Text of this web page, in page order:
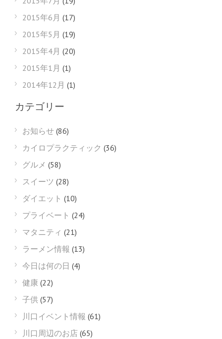
2015年6月 (17)
2015年5月 (19)
2015年4月 (20)
2015年1月 (1)
2014年12月 (1)
カテゴリー
お知らせ (86)
カイロプラクティック (36)
グルメ (58)
スイーツ (28)
ダイエット (10)
プライベート (24)
マタニティ (21)
ラーメン情報 (13)
今日は何の日 (4)
健康 (22)
子供 (57)
川口イベント情報 (61)
川口周辺のお店 (65)